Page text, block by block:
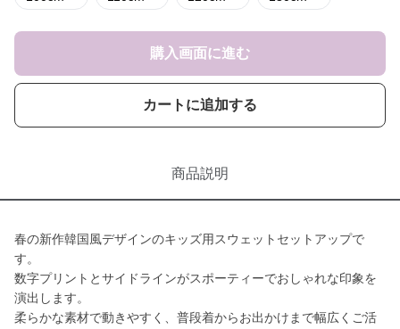
購入画面に進む
カートに追加する
商品説明
春の新作韓国風デザインのキッズ用スウェットセットアップで
す。
数字プリントとサイドラインがスポーティーでおしゃれな印象を
演出します。
柔らかな素材で動きやすく、普段着からお出かけまで幅広くご活